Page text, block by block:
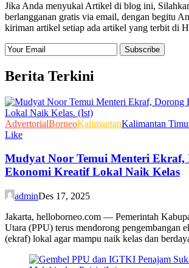
Jika Anda menyukai Artikel di blog ini,
berlangganan gratis via email, dengan begitu
kiriman artikel setiap ada artikel yang terbit di
Berita Terkini
AdvertorialBorneoKalimantanKalimantan
Like
Mudyat Noor Temui Menteri Ekraf,
Ekonomi Kreatif Lokal Naik Kelas
adminDes 17, 2025
Jakarta, helloborneo.com — Pemerintah
Utara (PPU) terus mendorong pengembangan
(ekraf) lokal agar mampu naik kelas dan